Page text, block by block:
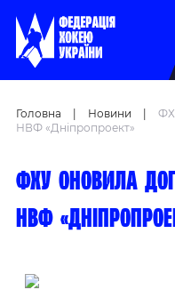
Головна Новини
НВФ «Дніпропроект»
ФХУ оновила
НВФ